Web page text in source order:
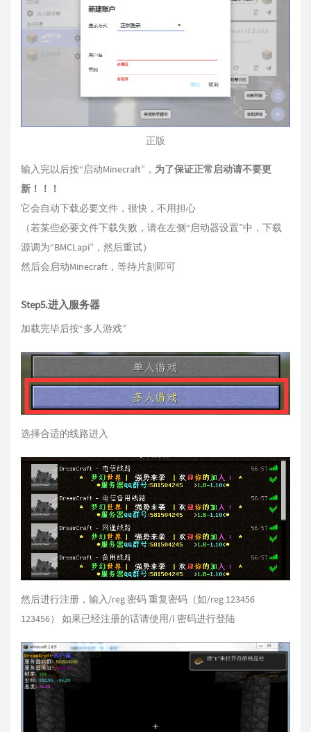
正版
输入完以后按“启动Minecraft”， 为了保证正常启动请不要更
新！！！
它会自动下载必要文件，很快，不用担心
（若某些必要文件下载失败，请在左侧“启动器设置”中，下载
源调为“BMCLapi”，然后重试）
然后会启动Minecraft，等待片刻即可
Step5.进入服务器
加载完毕后按“多人游戏”
选择合适的线路进入
然后进行注册，输入/reg 密码 重复密码（如/reg 123456
123456） 如果已经注册的话请使用/l 密码进行登陆